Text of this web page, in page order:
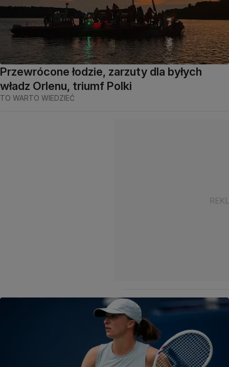
Przewrócone łodzie, zarzuty dla byłych
władz Orlenu, triumf Polki
TO WARTO WIEDZIEĆ